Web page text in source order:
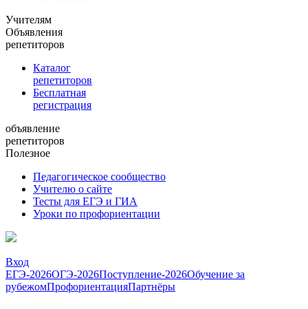
Учителям
Объявления
репетиторов
Каталог
репетиторов
Бесплатная
регистрация
объявление
репетиторов
Полезное
Педагогическое сообщество
Учителю о сайте
Тесты для ЕГЭ и ГИА
Уроки по профориентации
Вход
ЕГЭ-2026ОГЭ-2026Поступление-2026Обучение за
рубежомПрофориентацияПартнёры